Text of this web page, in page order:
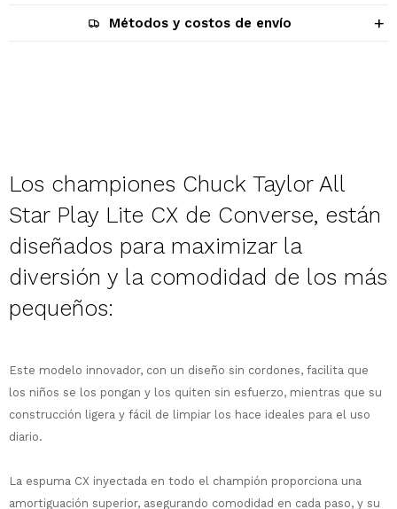
Métodos y costos de envío
Los championes Chuck Taylor All
Star Play Lite CX de Converse, están
diseñados para maximizar la
diversión y la comodidad de los más
pequeños:
Este modelo innovador, con un diseño sin cordones, facilita que
los niños se los pongan y los quiten sin esfuerzo, mientras que su
construcción ligera y fácil de limpiar los hace ideales para el uso
diario.
La espuma CX inyectada en todo el champión proporciona una
amortiguación superior, asegurando comodidad en cada paso, y su
cuotas y sin tocar tu
comprar!
Comprá en 3 cuotas sin recargo o hasta
en 12 cuotas * ¡Solo con tu cédula!
Cédula de identidadDespués.
Ups!
Parece que no tenes oferta, lamentamos